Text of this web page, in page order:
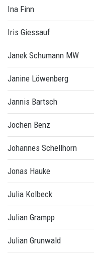
Ina Finn
Iris Giessauf
Janek Schumann MW
Janine Löwenberg
Jannis Bartsch
Jochen Benz
Johannes Schellhorn
Jonas Hauke
Julia Kolbeck
Julian Grampp
Julian Grunwald